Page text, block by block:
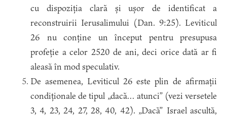
cu dispoziția clară și ușor de identificat a
reconstruirii Ierusalimului (Dan. 9:25). Leviticul
26 nu conține un început pentru presupusa
profeție a celor 2520 de ani, deci orice dată ar fi
aleasă în mod speculativ.
De asemenea, Leviticul 26 este plin de afirmații
condiționale de tipul „dacă… atunci” (vezi versetele
3, 4, 23, 24, 27, 28, 40, 42). „Dacă” Israel ascultă,